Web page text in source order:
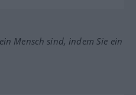
Mensch sind, indem Sie ein